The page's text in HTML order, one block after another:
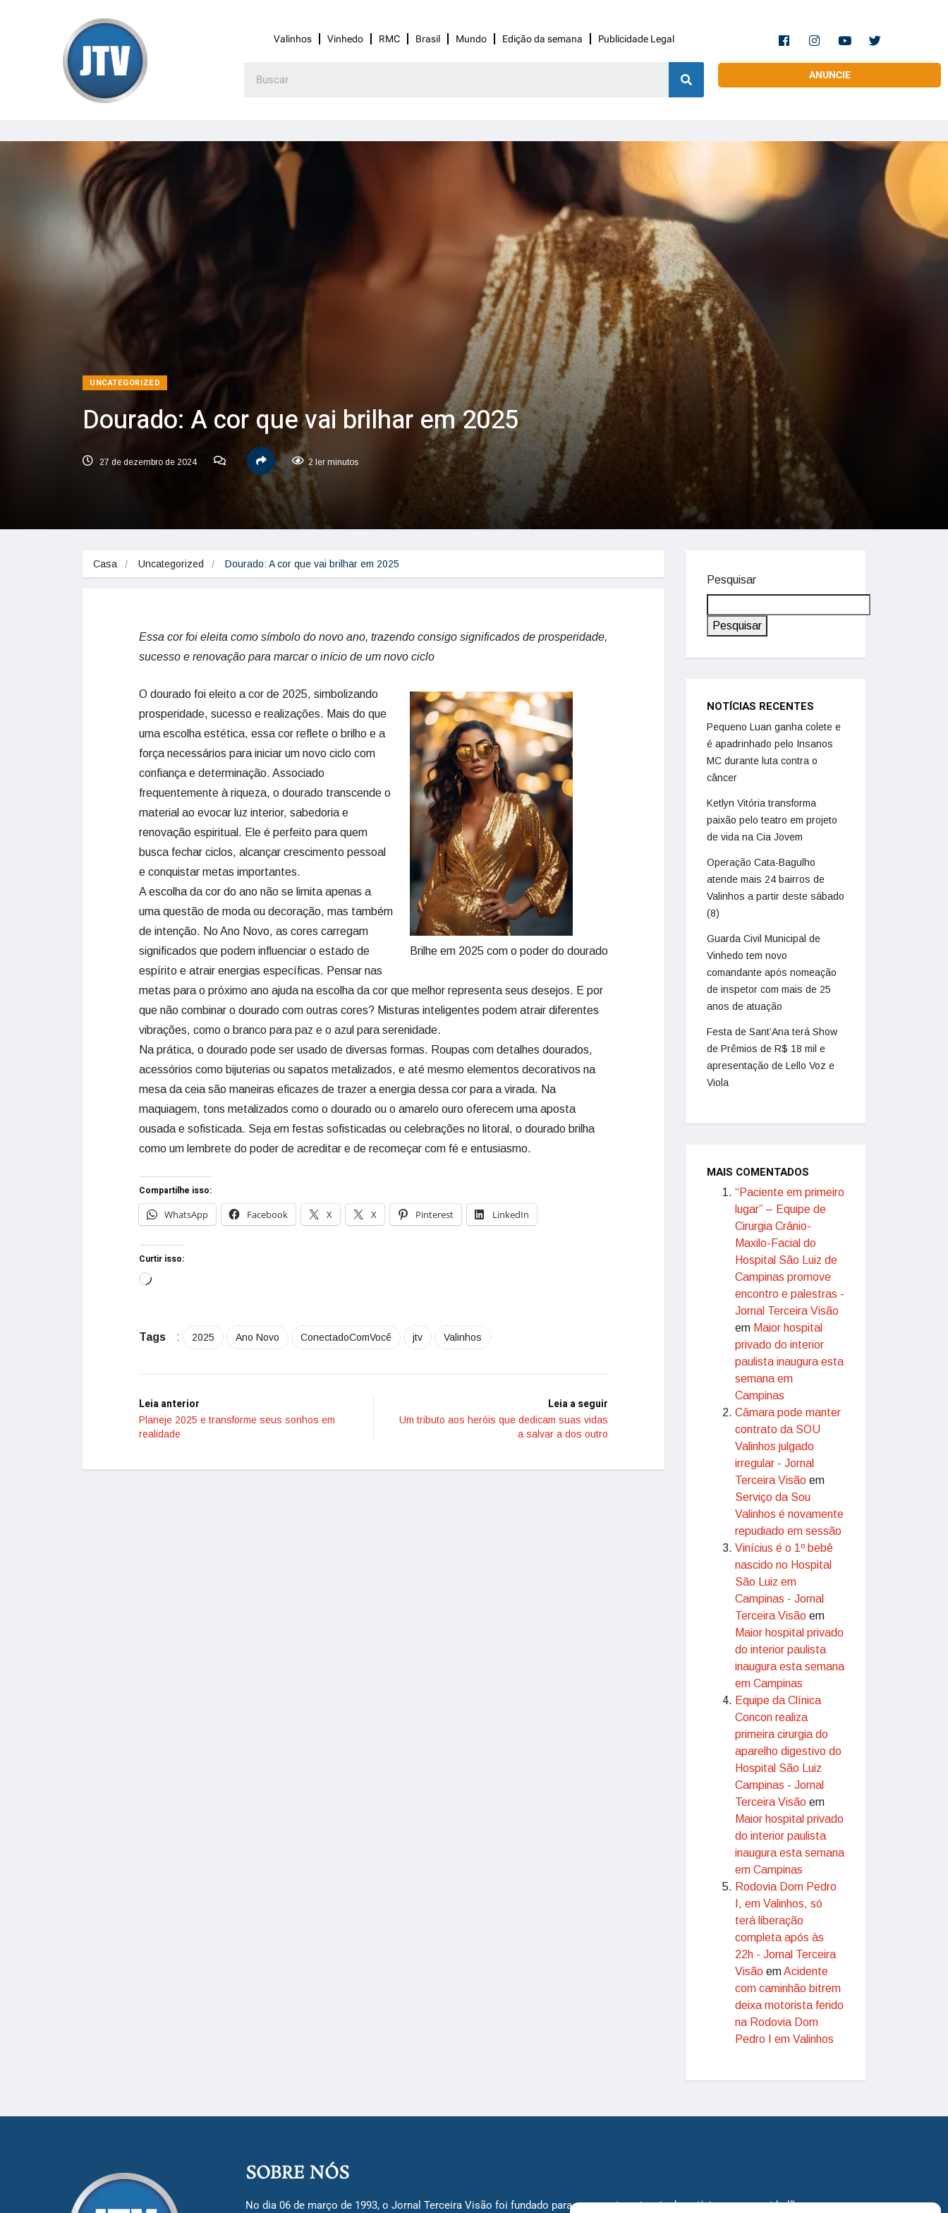
Valinhos Vinhedo RMC Brasil Mundo Edição da semana Publicidade Legal
ANUNCIE
UNCATEGORIZED
Dourado: A cor que vai brilhar em 2025
27 de dezembro de 2024 2 ler minutos
Casa Uncategorized Dourado: A cor que vai brilhar em 2025
Essa cor foi eleita como símbolo do novo ano, trazendo consigo significados de prosperidade,
sucesso e renovação para marcar o início de um novo ciclo
Brilhe em 2025 com o poder do dourado
O dourado foi eleito a cor de 2025, simbolizando
prosperidade, sucesso e realizações. Mais do que
uma escolha estética, essa cor reflete o brilho e a
força necessários para iniciar um novo ciclo com
confiança e determinação. Associado
frequentemente à riqueza, o dourado transcende o
material ao evocar luz interior, sabedoria e
renovação espiritual. Ele é perfeito para quem
busca fechar ciclos, alcançar crescimento pessoal
e conquistar metas importantes.
A escolha da cor do ano não se limita apenas a
uma questão de moda ou decoração, mas também
de intenção. No Ano Novo, as cores carregam
significados que podem influenciar o estado de
espírito e atrair energias específicas. Pensar nas
metas para o próximo ano ajuda na escolha da cor que melhor representa seus desejos. E por
que não combinar o dourado com outras cores? Misturas inteligentes podem atrair diferentes
vibrações, como o branco para paz e o azul para serenidade.
Na prática, o dourado pode ser usado de diversas formas. Roupas com detalhes dourados,
acessórios como bijuterias ou sapatos metalizados, e até mesmo elementos decorativos na
mesa da ceia são maneiras eficazes de trazer a energia dessa cor para a virada. Na
maquiagem, tons metalizados como o dourado ou o amarelo ouro oferecem uma aposta
ousada e sofisticada. Seja em festas sofisticadas ou celebrações no litoral, o dourado brilha
como um lembrete do poder de acreditar e de recomeçar com fé e entusiasmo.
Compartilhe isso:
WhatsApp
Facebook X X Pinterest LinkedIn
Curtir isso:
Tags : 2025 Ano Novo ConectadoComVocê jtv Valinhos
Leia anterior
Planeje 2025 e transforme seus sonhos em
realidade
Leia a seguir
Um tributo aos heróis que dedicam suas vidas
a salvar a dos outro
Pesquisar
Pesquisar
NOTÍCIAS RECENTES
Pequeno Luan ganha colete e
é apadrinhado pelo Insanos
MC durante luta contra o
câncer
Ketlyn Vitória transforma
paixão pelo teatro em projeto
de vida na Cia Jovem
Operação Cata-Bagulho
atende mais 24 bairros de
Valinhos a partir deste sábado
(8)
Guarda Civil Municipal de
Vinhedo tem novo
comandante após nomeação
de inspetor com mais de 25
anos de atuação
Festa de Sant’Ana terá Show
de Prêmios de R$ 18 mil e
apresentação de Lello Voz e
Viola
MAIS COMENTADOS
“Paciente em primeiro
lugar” – Equipe de
Cirurgia Crânio-
Maxilo-Facial do
Hospital São Luiz de
Campinas promove
encontro e palestras -
Jornal Terceira Visão
em Maior hospital
privado do interior
paulista inaugura esta
semana em
Campinas
Câmara pode manter
contrato da SOU
Valinhos julgado
irregular - Jornal
Terceira Visão em
Serviço da Sou
Valinhos é novamente
repudiado em sessão
Vinícius é o 1º bebê
nascido no Hospital
São Luiz em
Campinas - Jornal
Terceira Visão em
Maior hospital privado
do interior paulista
inaugura esta semana
em Campinas
Equipe da Clínica
Concon realiza
primeira cirurgia do
aparelho digestivo do
Hospital São Luiz
Campinas - Jornal
Terceira Visão em
Maior hospital privado
do interior paulista
inaugura esta semana
em Campinas
Rodovia Dom Pedro
I, em Valinhos, só
terá liberação
completa após às
22h - Jornal Terceira
Visão emAcidente
com caminhão bitrem
deixa motorista ferido
na Rodovia Dom
Pedro I em Valinhos
SOBRE NÓS
No dia 06 de março de 1993, o Jornal Terceira Visão foi fundado para ser uma terceira via de notícias para os cidadãos